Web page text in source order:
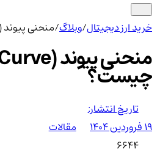
خرید ارز دیجیتال/وبلاگ/منحنی پیوند (Bonding Curve) چیست؟
چیست؟
تاریخ انتشار:
۱۹ فروردین ۱۴۰۴
مقالات
6644